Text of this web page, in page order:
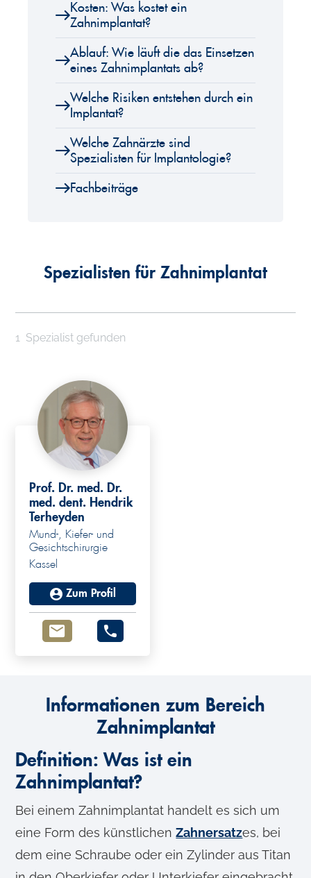
Kosten: Was kostet ein
Zahnimplantat?
Ablauf: Wie läuft die das Einsetzen
eines Zahnimplantats ab?
Welche Risiken entstehen durch ein
Implantat?
Welche Zahnärzte sind
Spezialisten für Implantologie?
Fachbeiträge
Spezialisten für Zahnimplantat
1 Spezialist gefunden
Prof. Dr. med. Dr.
med. dent. Hendrik
Terheyden
Mund-, Kiefer- und
Gesichtschirurgie
Kassel
Zum Profil
Informationen zum Bereich
Zahnimplantat
Definition: Was ist ein
Zahnimplantat?
Bei einem Zahnimplantat handelt es sich um
eine Form des künstlichenZahnersatzes, bei
dem eine Schraube oder ein Zylinder aus Titan